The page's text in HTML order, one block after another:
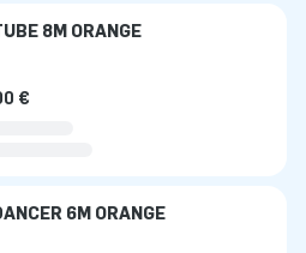
8M ORANGE
€
6M ORANGE